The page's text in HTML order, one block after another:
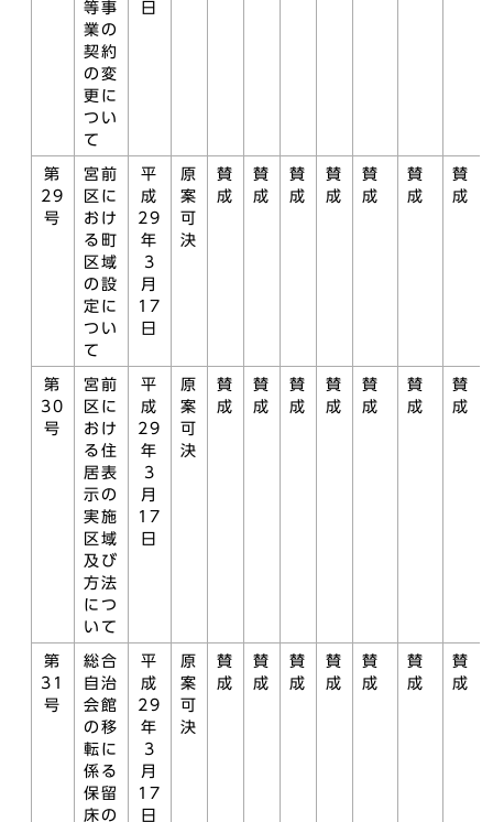
等事
業の
契約
の変
更に
つい
て
日
第
29
号
宮前
区に
おけ
る町
区域
の設
定に
つい
て
平
成
29
年
3
月
17
日
原
案
可
決
賛
成
賛
成
賛
成
賛
成
賛
成
賛
成
賛
成
第
30
号
宮前
区に
おけ
る住
居表
示の
実施
区域
及び
方法
につ
いて
平
成
29
年
3
月
17
日
原
案
可
決
賛
成
賛
成
賛
成
賛
成
賛
成
賛
成
賛
成
第
31
号
総合
自治
会館
の移
転に
係る
保留
床の
平
成
29
年
3
月
17
日
原
案
可
決
賛
成
賛
成
賛
成
賛
成
賛
成
賛
成
賛
成